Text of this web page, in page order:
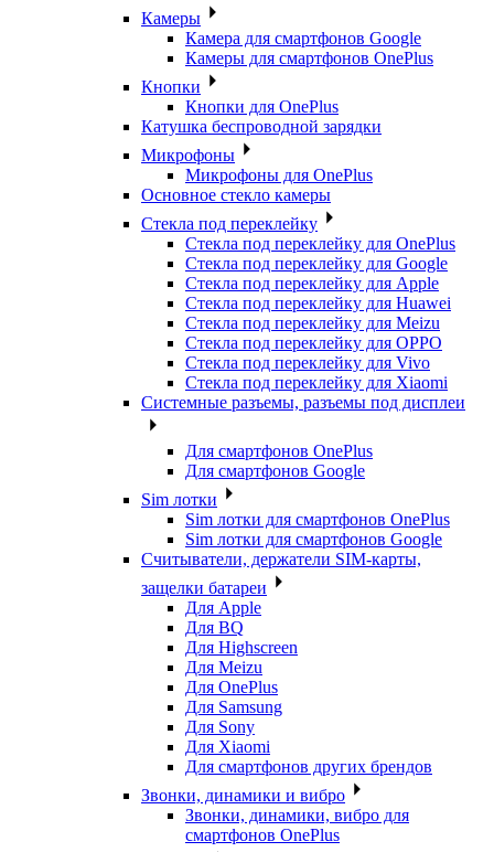
Камеры
Камера для смартфонов Google
Камеры для смартфонов OnePlus
Кнопки
Кнопки для OnePlus
Катушка беспроводной зарядки
Микрофоны
Микрофоны для OnePlus
Основное стекло камеры
Стекла под переклейку
Стекла под переклейку для OnePlus
Стекла под переклейку для Google
Стекла под переклейку для Apple
Стекла под переклейку для Huawei
Стекла под переклейку для Meizu
Стекла под переклейку для OPPO
Стекла под переклейку для Vivo
Стекла под переклейку для Xiaomi
Системные разъемы, разъемы под дисплеи
Для смартфонов OnePlus
Для смартфонов Google
Sim лотки
Sim лотки для смартфонов OnePlus
Sim лотки для смартфонов Google
Считыватели, держатели SIM-карты,
защелки батареи
Для Apple
Для BQ
Для Highscreen
Для Meizu
Для OnePlus
Для Samsung
Для Sony
Для Xiaomi
Для смартфонов других брендов
Звонки, динамики и вибро
Звонки, динамики, вибро для
смартфонов OnePlus